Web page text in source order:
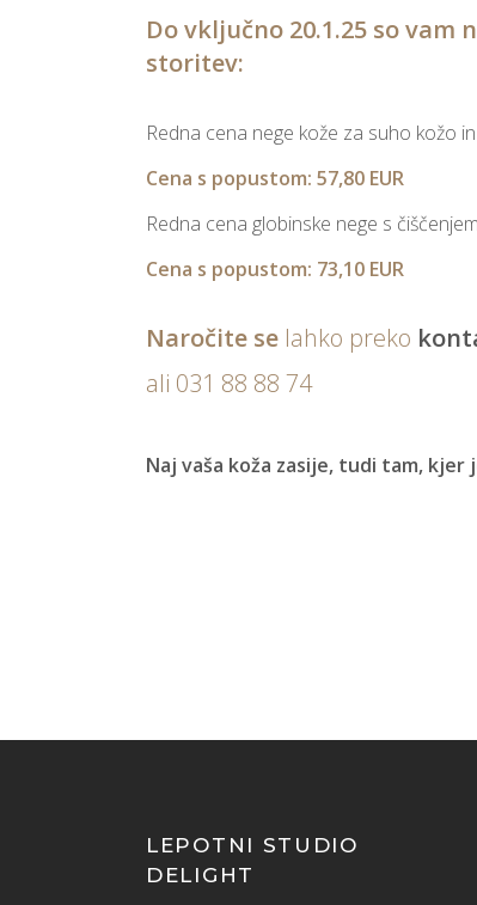
Do vključno 20.1.25 so vam
storitev:
Redna cena nege kože za suho kožo
Cena s popustom: 57,80 EUR
Redna cena globinske nege s
Cena s popustom: 73,10 EUR
Naročite se lahko preko
ali 031 88 88 74
Naj vaša koža zasije, tudi tam, kjer
LEPOTNI STUDIO
DELIGHT